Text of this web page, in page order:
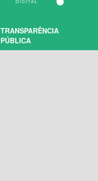
TRANSPARÊNCIA
PÚBLICA